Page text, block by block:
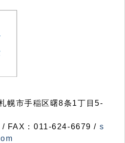
市手稲区曙8条1丁目5-
FAX：011-624-6679 / s